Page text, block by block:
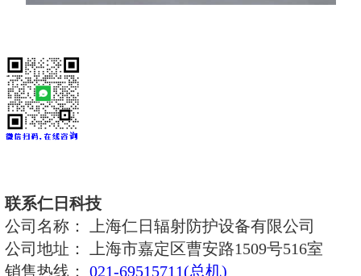
(2) β + X、γ射线个人剂量监测
β射线部分：
B、LiF(Mg.Cu.P) 薄膜探测器 φ
C 、β Hp(0.07) 能响 :0.3MeV-
D、其他参数与第（1）小项一致。